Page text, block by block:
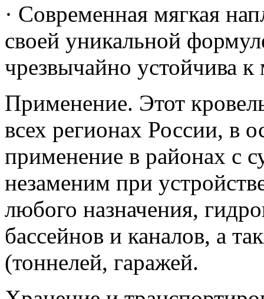
· Современная мягкая
своей уникальной
чрезвычайно устойчива
Применение. Этот
всех регионах России, в
применение в районах с
незаменим при
любого назначения,
бассейнов и каналов, а
(тоннелей, гаражей.